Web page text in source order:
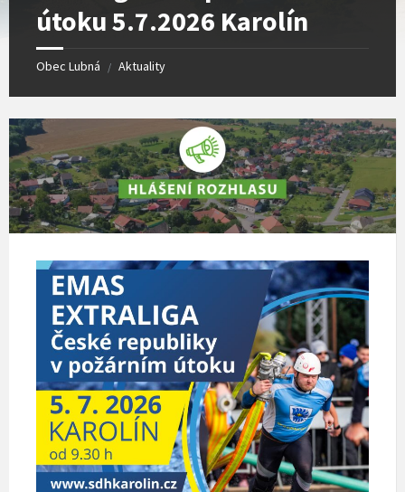
útoku 5.7.2026 Karolín
Obec Lubná / Aktuality